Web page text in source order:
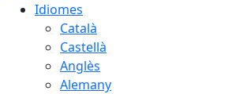
Idiomes
Català
Castellà
Anglès
Alemany